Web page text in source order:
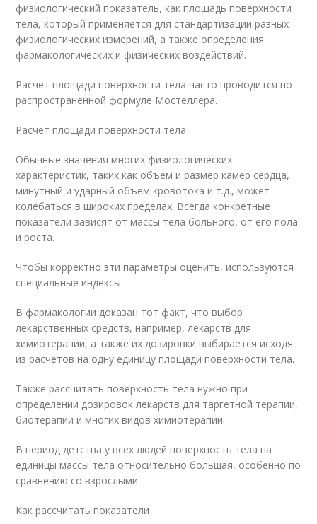
физиологический показатель, как площадь поверхности
тела, который применяется для стандартизации разных
физиологических измерений, а также определения
фармакологических и физических воздействий.
Расчет площади поверхности тела часто проводится по
распространенной формуле Мостеллера.
Расчет площади поверхности тела
Обычные значения многих физиологических
характеристик, таких как объем и размер камер сердца,
минутный и ударный объем кровотока и т.д., может
колебаться в широких пределах. Всегда конкретные
показатели зависят от массы тела больного, от его пола
и роста.
Чтобы корректно эти параметры оценить, используются
специальные индексы.
В фармакологии доказан тот факт, что выбор
лекарственных средств, например, лекарств для
химиотерапии, а также их дозировки выбирается исходя
из расчетов на одну единицу площади поверхности тела.
Также рассчитать поверхность тела нужно при
определении дозировок лекарств для таргетной терапии,
биотерапии и многих видов химиотерапии.
В период детства у всех людей поверхность тела на
единицы массы тела относительно большая, особенно по
сравнению со взрослыми.
Как рассчитать показатели